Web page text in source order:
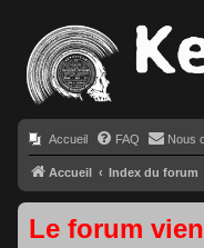
Accueil FAQ Nous
Accueil Index du forum
Le forum